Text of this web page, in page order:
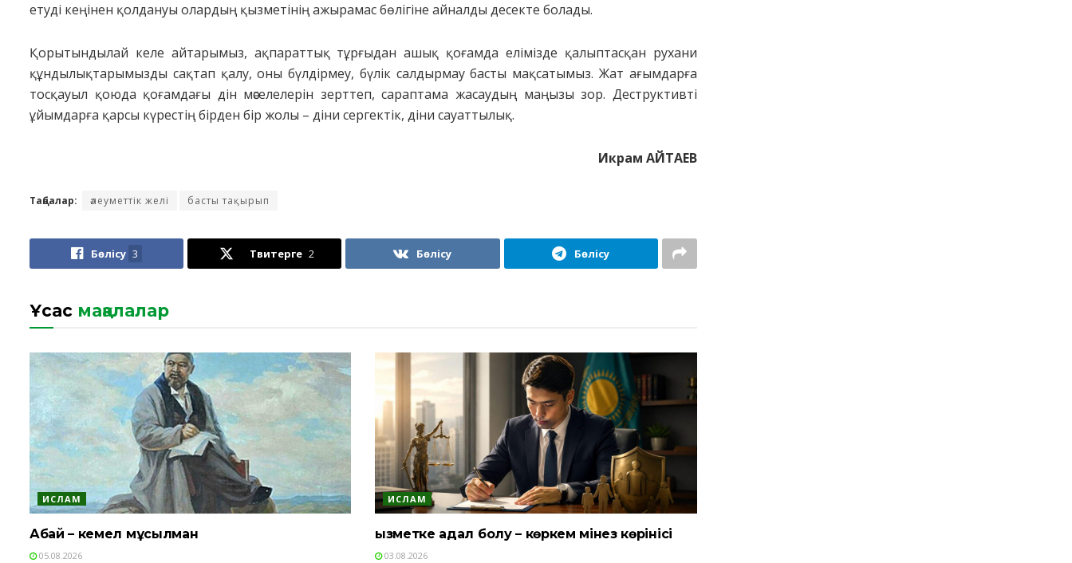
етуді кеңінен қолдануы олардың қызметінің ажырамас бөлігіне айналды десекте болады.
Қорытындылай келе айтарымыз, ақпараттық тұрғыдан ашық қоғамда елімізде қалыптасқан рухани
құндылықтарымызды сақтап қалу, оны бүлдірмеу, бүлік салдырмау басты мақсатымыз. Жат ағымдарға
тосқауыл қоюда қоғамдағы дін мәселелерін зерттеп, сараптама жасаудың маңызы зор. Деструктивті
ұйымдарға қарсы күрестің бірден бір жолы – діни сергектік, діни сауаттылық.
Икрам АЙТАЕВ
Таңбалар: әлеуметтік желі басты тақырып
Бөлісу 3 Твитерге 2 Бөлісу Бөлісу
Ұқсас мақалалар
ИСЛАМ
Абай – кемел мұсылман
05.08.2026
ИСЛАМ
Қызметке адал болу – көркем мінез көрінісі
03.08.2026